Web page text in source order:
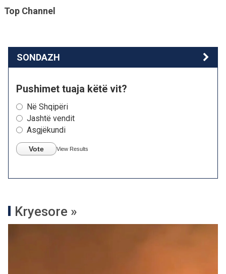
Top Channel
SONDAZH
Pushimet tuaja këtë vit?
Në Shqipëri
Jashtë vendit
Asgjëkundi
Vote View Results
Kryesore »